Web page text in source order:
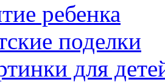
ребенка
поделки
для